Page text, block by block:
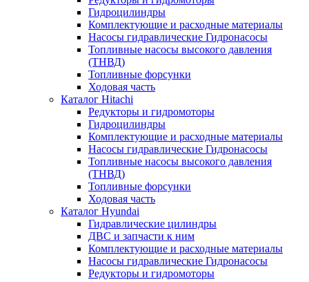
Гидроцилиндры
Комплектующие и расходные материалы
Насосы гидравлические Гидронасосы
Топливные насосы высокого давления
(ТНВД)
Топливные форсунки
Ходовая часть
Каталог Hitachi
Редукторы и гидромоторы
Гидроцилиндры
Комплектующие и расходные материалы
Насосы гидравлические Гидронасосы
Топливные насосы высокого давления
(ТНВД)
Топливные форсунки
Ходовая часть
Каталог Hyundai
Гидравлические цилиндры
ДВС и запчасти к ним
Комплектующие и расходные материалы
Насосы гидравлические Гидронасосы
Редукторы и гидромоторы